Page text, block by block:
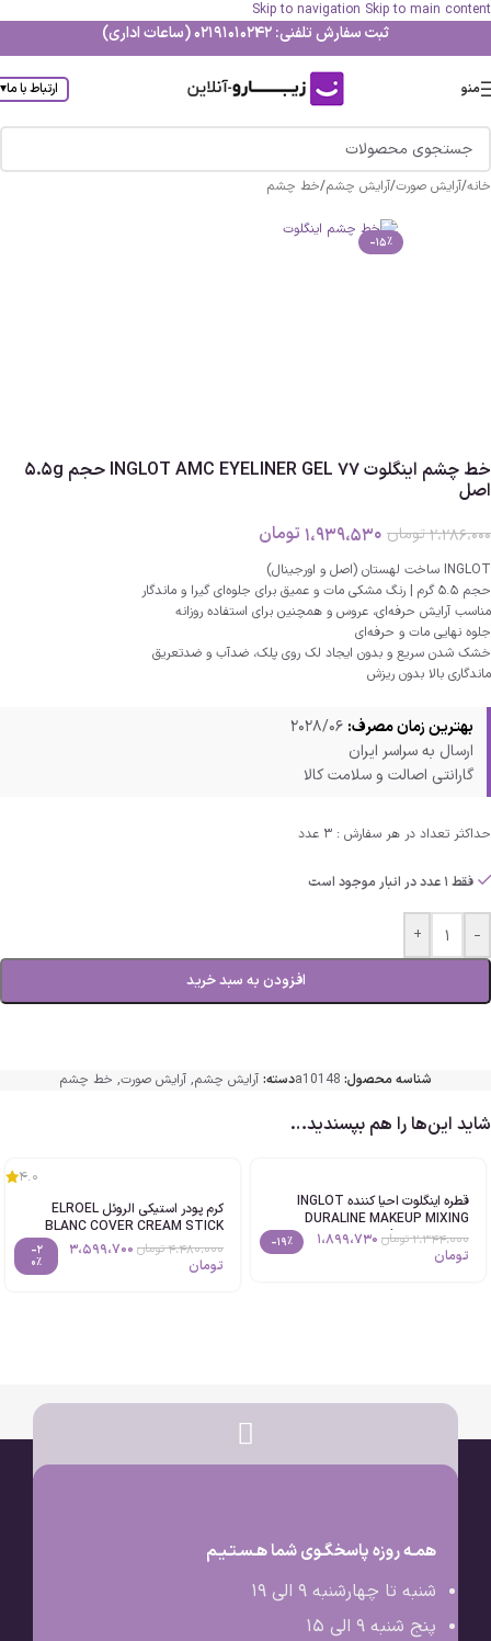
Skip to navigation Skip to main content
ثبت سفارش تلفنی: 02191010242 (ساعات اداری)
منو ارتباط با ما▾
خانه/آرایش صورت/آرایش چشم/خط چشم
-15%
خط چشم اینگلوت INGLOT AMC EYELINER GEL 77 حجم 5.5g
اصل
2،286،000تومان 1،939،530 تومان
INGLOT ساخت لهستان (اصل و اورجینال)
حجم 5.5 گرم | رنگ مشکی مات و عمیق برای جلوه‌ای گیرا و ماندگار
مناسب آرایش حرفه‌ای، عروس و همچنین برای استفاده روزانه
جلوه نهایی مات و حرفه‌ای
خشک شدن سریع و بدون ایجاد لک روی پلک، ضدآب و ضدتعریق
ماندگاری بالا بدون ریزش
بهترین زمان مصرف:
ارسال به سراسر ایران
گارانتی اصالت و سلامت کالا
حداکثر تعداد در هر سفارش : 3 عدد
فقط 1 عدد در انبار موجود است
-
+
افزودن به سبد خرید
شناسه محصول: a10148دسته: آرایش چشم, آرایش صورت, خط چشم
شاید این‌ها را هم بپسندید…
قطره اینگلوت احیا کننده INGLOT
DURALINE MAKEUP MIXING
LIQUID حجم 9ml اصل
2،344،000تومان 1،899،730
تومان
-19%
4.0
کرم پودر استیکی الروئل ELROEL
BLANC COVER CREAM STICK
FOUNDATION حجم13g
4،480،000تومان 3،599،700
تومان
-2
0%
همـه روزه پاسخگـوی شما هـسـتـیـم
شنبه تا چهارشنبه 9 الی ۱۹
پنج شنبه 9 الی ۱۵